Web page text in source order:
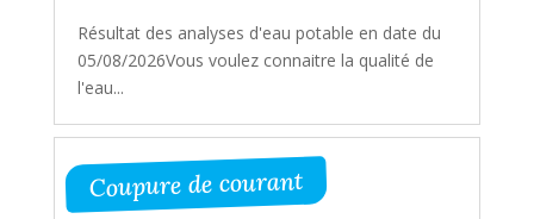
Résultat des analyses d'eau potable en date du
05/08/2026Vous voulez connaitre la qualité de
l'eau...
Coupure de courant